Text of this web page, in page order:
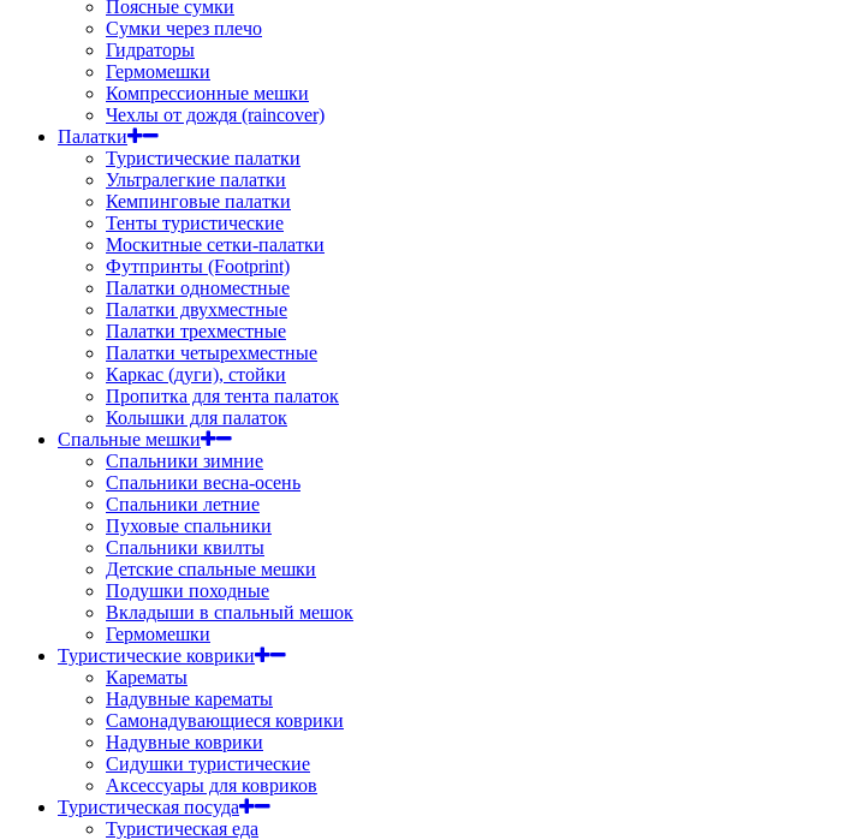
Поясные сумки
Сумки через плечо
Гидраторы
Гермомешки
Компрессионные мешки
Чехлы от дождя (raincover)
Палатки
Туристические палатки
Ультралегкие палатки
Кемпинговые палатки
Тенты туристические
Москитные сетки-палатки
Футпринты (Footprint)
Палатки одноместные
Палатки двухместные
Палатки трехместные
Палатки четырехместные
Каркас (дуги), стойки
Пропитка для тента палаток
Колышки для палаток
Спальные мешки
Спальники зимние
Спальники весна-осень
Спальники летние
Пуховые спальники
Спальники квилты
Детские спальные мешки
Подушки походные
Вкладыши в спальный мешок
Гермомешки
Туристические коврики
Карематы
Надувные карематы
Самонадувающиеся коврики
Надувные коврики
Сидушки туристические
Аксессуары для ковриков
Туристическая посуда
Туристическая еда